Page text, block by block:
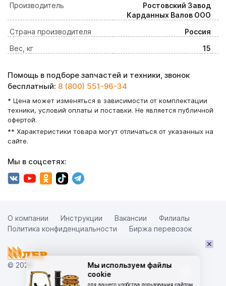
Производитель
Ростовский Завод
Карданных Валов ООО
Страна производителя
Россия
Вес, кг
15
Мы используем файлы
cookie
для вашего удобства пользования сайтом
Помощь в подборе запчастей и техники, звонок
бесплатный: 8 (800) 551-96-34
* Цена может изменяться в зависимости от комплектации
техники, условий оплаты и поставки. Не является публичной
офертой.
** Характеристики товара могут отличаться от указанных на
сайте.
Мы в соцсетях:
© 2026
О компании Инструкции Вакансии
Филиалы
Политика конфиденциальности
Биржа перевозок
×